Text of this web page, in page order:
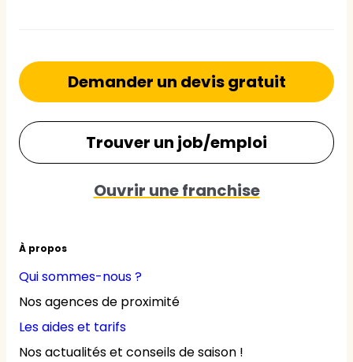
À propos
Qui sommes-nous ?
Nos agences de proximité
Les aides et tarifs
Nos actualités et conseils de saison !
Demander un devis gratuit
Trouver un job/emploi
Ouvrir une franchise